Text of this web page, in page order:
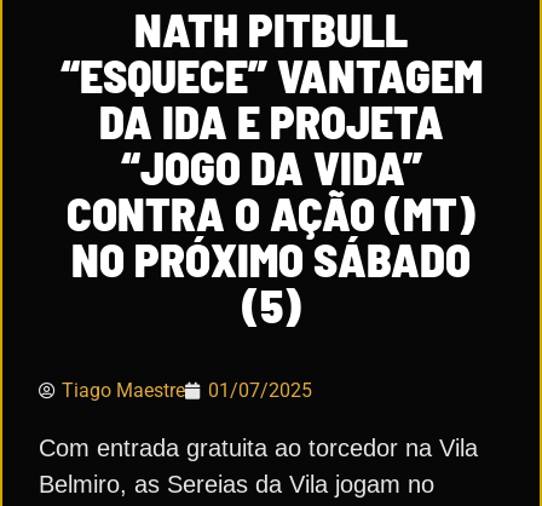
NATH PITBULL
“ESQUECE” VANTAGEM
DA IDA E PROJETA
“JOGO DA VIDA”
CONTRA O AÇÃO (MT)
NO PRÓXIMO SÁBADO
(5)
Tiago Maestre 01/07/2025
Com entrada gratuita ao torcedor na Vila
Belmiro, as Sereias da Vila jogam no